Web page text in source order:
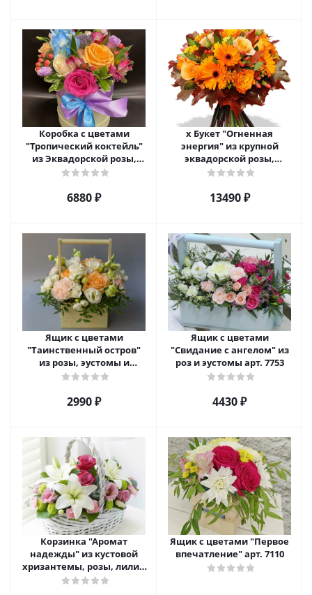
Коробка с цветами
"Тропический коктейль"
из Эквадорской розы,
эустомы, альстромерии
6880 ₽
х Букет "Огненная
энергия" из крупной
эквадорской розы,
гиперикума и гермини.
13490 ₽
Ящик с цветами
"Таинственный остров"
из розы, эустомы и
диантуса арт. 7754
2990 ₽
Ящик с цветами
"Свидание с ангелом" из
роз и эустомы арт. 7753
4430 ₽
Корзинка "Аромат
надежды" из кустовой
хризантемы, розы, лилий
и эустомы. арт. 7751
Ящик с цветами "Первое
впечатление" арт. 7110